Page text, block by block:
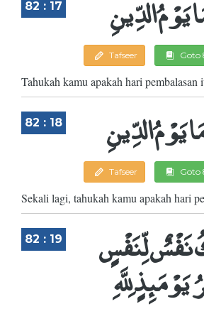
82 : 17 يَوْمُ الدِّينِ
Tafseer Goto
Tahukah kamu apakah hari pembalasan
82 : 18 يَوْمُ الدِّينِ
Tafseer Goto
Sekali lagi, tahukah kamu apakah hari
82 : 19 نَفْسٌ لِّنَفْسٍ
لِلَّهِ